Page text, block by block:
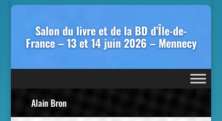
Salon du livre et de la BD d’Île-de-
France – 13 et 14 juin 2026 – Mennecy
Alain Bron